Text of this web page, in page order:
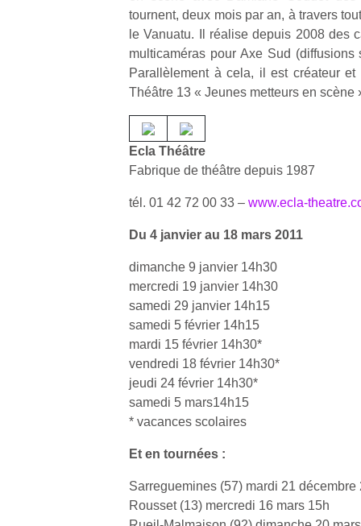
tournent, deux mois par an, à travers
le Vanuatu. Il réalise depuis 2008 des
multicaméras pour Axe Sud
Parallèlement à cela, il est créateur
Théâtre 13 « Jeunes metteurs en scène
Ecla Théâtre
Fabrique de théâtre depuis 1987
tél. 01 42 72 00 33 – www.ecla-
Du 4 janvier au 18 mars 2011
dimanche 9 janvier 14h30
mercredi 19 janvier 14h30
samedi 29 janvier 14h15
samedi 5 février 14h15
mardi 15 février 14h30*
vendredi 18 février 14h30*
jeudi 24 février 14h30*
samedi 5 mars14h15
* vacances scolaires
Et en tournées :
Sarreguemines (57) mardi 21 décembre
Rousset (13) mercredi 16 mars 15h
une
Beeper
Les
enfants
souvent
Varier les
occupations
n’est pas
toujours
simple.
Conjuguer
divertissement,
activité
physique
Des
trampolines
pour les
vacances
et avec le
beaux
l’occasion
rêvée